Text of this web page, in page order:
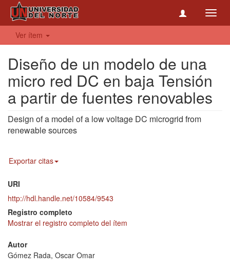
Ver ítem
Diseño de un modelo de una
micro red DC en baja Tensión
a partir de fuentes renovables
Design of a model of a low voltage DC microgrid from
renewable sources
Exportar citas
URI
http://hdl.handle.net/10584/9543
Registro completo
Mostrar el registro completo del ítem
Autor
Gómez Rada, Oscar Omar